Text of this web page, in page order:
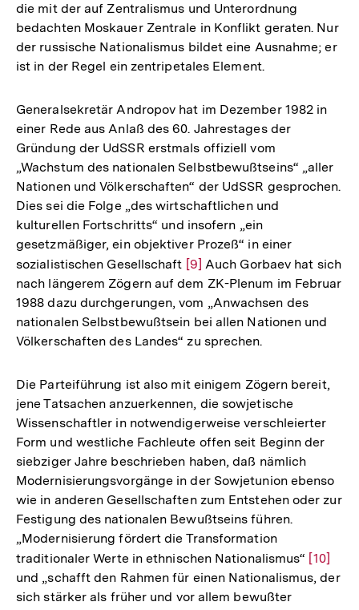
Fußnote
die mit der auf Zentralismus und Unterordnung
bedachten Moskauer Zentrale in Konflikt geraten. Nur
der russische Nationalismus bildet eine Ausnahme; er
ist in der Regel ein zentripetales Element.
Generalsekretär Andropov hat im Dezember 1982 in
einer Rede aus Anlaß des 60. Jahrestages der
Gründung der UdSSR erstmals offiziell vom
„Wachstum des nationalen Selbstbewußtseins“ „aller
Nationen und Völkerschaften“ der UdSSR gesprochen.
Dies sei die Folge „des wirtschaftlichen und
kulturellen Fortschritts“ und insofern „ein
gesetzmäßiger, ein objektiver Prozeß“ in einer
sozialistischen Gesellschaft Zur
Auflösung
der
Fußnote
[9] Auch Gorbaev hat sich
nach längerem Zögern auf dem ZK-Plenum im Februar
1988 dazu durchgerungen, vom „Anwachsen des
nationalen Selbstbewußtsein bei allen Nationen und
Völkerschaften des Landes“ zu sprechen.
Die Parteiführung ist also mit einigem Zögern bereit,
jene Tatsachen anzuerkennen, die sowjetische
Wissenschaftler in notwendigerweise verschleierter
Form und westliche Fachleute offen seit Beginn der
siebziger Jahre beschrieben haben, daß nämlich
Modernisierungsvorgänge in der Sowjetunion ebenso
wie in anderen Gesellschaften zum Entstehen oder zur
Festigung des nationalen Bewußtseins führen.
„Modernisierung fördert die Transformation
traditionaler Werte in ethnischen Nationalismus“ Zur
[10]
und „schafft den Rahmen für einen Nationalismus, der
sich stärker als früher und vor allem bewußter